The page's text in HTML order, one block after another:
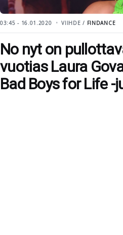
03:45 - 16.01.2020 VIIHDE / FINDANCE
No nyt on
vuotias Laura
Bad Boys for Life -